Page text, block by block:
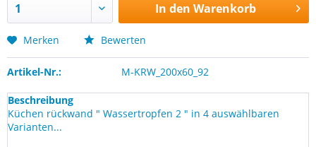
In den Warenkorb
Merken Bewerten
Artikel-Nr.: M-KRW_200x60_92
Beschreibung
Küchen rückwand " Wassertropfen 2 " in 4 auswählbaren
Varianten...